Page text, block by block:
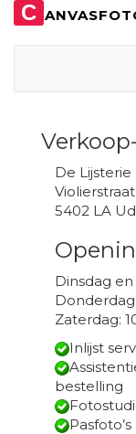
C
De Lijsterie
5402 LA
Dinsdag en
Zaterdag:
Inlijst
bestelling